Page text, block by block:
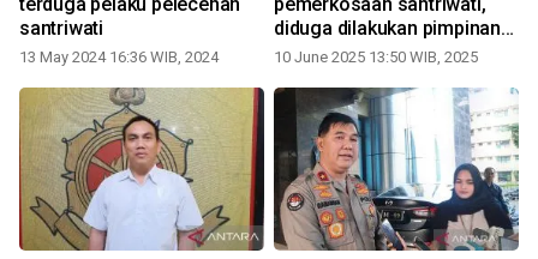
santriwati
13 May 2024 16:36 WIB, 2024
diduga dilakukan pimpinan
pondok pesantren
10 June 2025 13:50 WIB, 2025